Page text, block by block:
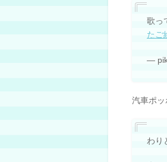
歌っ
たご
—
汽車ポッ
わり